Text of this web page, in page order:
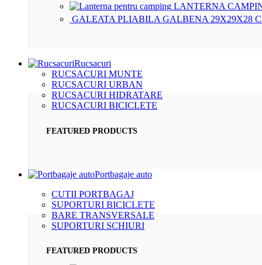
LANTERNA
GALEATA PLIABILA GALBENA 29X29X28
Rucsacuri
RUCSACURI MUNTE
RUCSACURI URBAN
RUCSACURI HIDRATARE
RUCSACURI BICICLETE
FEATURED PRODUCTS
Portbagaje auto
CUTII PORTBAGAJ
SUPORTURI BICICLETE
BARE TRANSVERSALE
SUPORTURI SCHIURI
FEATURED PRODUCTS